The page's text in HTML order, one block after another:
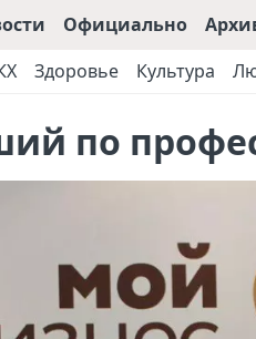
Официально
Здоровье Культура
по